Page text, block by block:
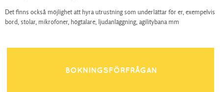
Det finns också möjlighet att hyra utrustning som underlättar för er, exempelvis
bord, stolar, mikrofoner, högtalare, ljudanläggning, agilitybana mm
BOKNINGSFÖRFRÅGAN